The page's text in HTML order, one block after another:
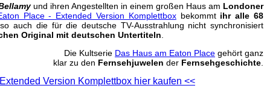
und ihren Angestellten in einem großen Haus am Londoner
Place - Extended Version Komplettboxbekommt ihr alle 68
auch die für die deutsche TV-Ausstrahlung nicht synchronisiert
Original mit deutschen Untertiteln
Die Kultserie Das Haus am Eaton Place gehört ganz
klar zu den Fernsehjuwelen der Fernsehgeschichte
Version Komplettbox hier kaufen <<